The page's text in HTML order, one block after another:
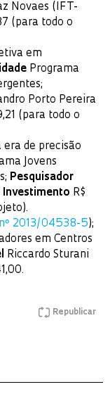
Novaes (IFT-
(para todo o
em
Programa
Porto Pereira
(para todo o
de precisão
Jovens
Pesquisador
Investimento R$
nº 2013/04538-5);
em Centros
Riccardo Sturani
Republicar